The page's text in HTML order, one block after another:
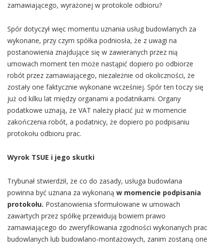
zamawiającego, wyrażonej w protokole odbioru?
Spór dotyczył więc momentu uznania usług budowlanych za
wykonane, przy czym spółka podniosła, że z uwagi na
postanowienia znajdujące się w zawieranych przez nią
umowach moment ten może nastąpić dopiero po odbiorze
robót przez zamawiającego, niezależnie od okoliczności, że
zostały one faktycznie wykonane wcześniej. Spór ten toczy się
już od kilku lat między organami a podatnikami. Organy
podatkowe uznają, że VAT należy płacić już w momencie
zakończenia robót, a podatnicy, że dopiero po podpisaniu
protokołu odbioru prac.
Wyrok TSUE i jego skutki
Trybunał stwierdził, że co do zasady, usługa budowlana
powinna być uznana za wykonaną w momencie podpisania
protokołu. Postanowienia sformułowane w umowach
zawartych przez spółkę przewidują bowiem prawo
zamawiającego do zweryfikowania zgodności wykonanych prac
budowlanych lub budowlano-montażowych, zanim zostaną one